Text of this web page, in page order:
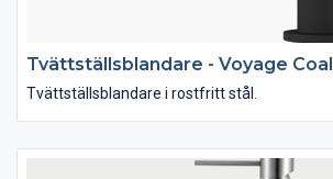
Tvättställsblandare - Voyage Coal
Tvättställsblandare i rostfritt stål.